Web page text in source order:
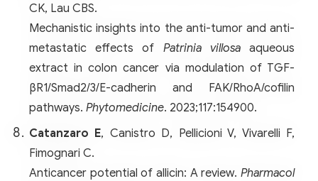
CK, Lau CBS.
Mechanistic insights into the anti-tumor and anti-
metastatic effects of Patrinia villosaaqueous
extract in colon cancer via modulation of TGF-
βR1/Smad2/3/E-cadherin and FAK/RhoA/cofilin
pathways. Phytomedicine. 2023;117:154900.
Catanzaro E, Canistro D, Pellicioni V, Vivarelli F,
Fimognari C.
Anticancer potential of allicin: A review. Pharmacol